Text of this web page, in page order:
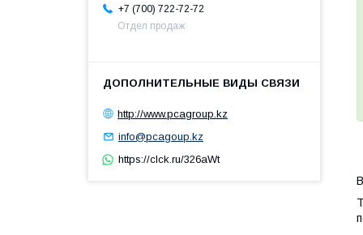
+7 (700) 722-72-72
Отдел продаж
http://www.pcagroup.kz
info@pcagoup.kz
https://clck.ru/326aWt